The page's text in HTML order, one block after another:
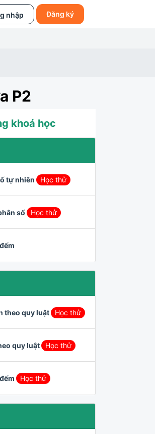
nhập Đăng ký
P2
khoá học
tự nhiên Học thử
số Học thử
theo quy luật Học thử
quy luật Học thử
Học thử